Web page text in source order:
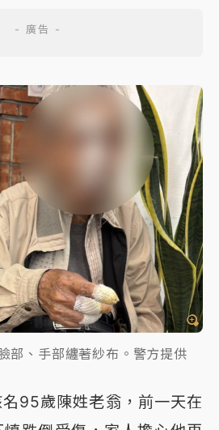
部、手部纏著紗布。警方提供
95歲陳姓老翁，前一天在